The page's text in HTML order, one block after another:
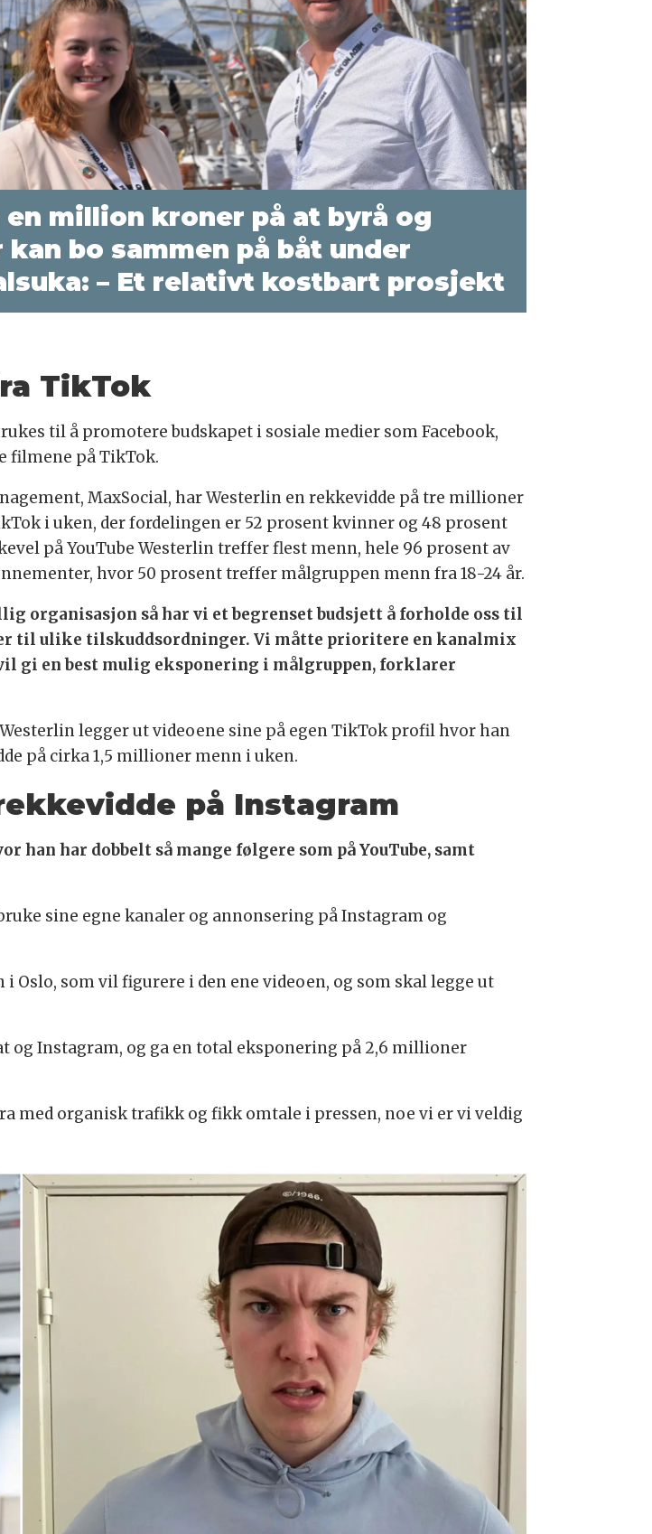
en million kroner på at byrå og
kan bo sammen på båt under
– Et relativt kostbart prosjekt
TikTok
til å promotere budskapet i sosiale medier som Facebook,
filmene på TikTok.
MaxSocial, har Westerlin en rekkevidde på tre millioner
i uken, der fordelingen er 52 prosent kvinner og 48 prosent
på YouTube Westerlin treffer flest menn, hele 96 prosent av
hvor 50 prosent treffer målgruppen menn fra 18-24 år.
organisasjon så har vi et begrenset budsjett å forholde oss til
til ulike tilskuddsordninger. Vi måtte prioritere en kanalmix
gi en best mulig eksponering i målgruppen, forklarer
legger ut videoene sine på egen TikTok profil hvor han
på cirka 1,5 millioner menn i uken.
på Instagram
han har dobbelt så mange følgere som på YouTube, samt
sine egne kanaler og annonsering på Instagram og
som vil figurere i den ene videoen, og som skal legge ut
og Instagram, og ga en total eksponering på 2,6 millioner
med organisk trafikk og fikk omtale i pressen, noe vi er vi veldig